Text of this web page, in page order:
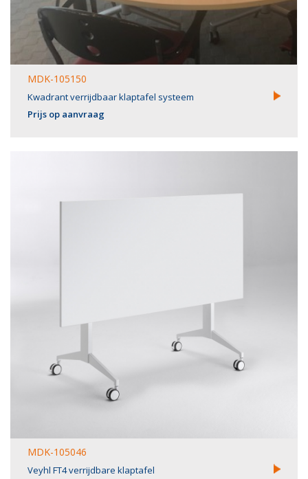
MDK-105150
Kwadrant verrijdbaar klaptafel systeem
Prijs op aanvraag
MDK-105046
Veyhl FT4 verrijdbare klaptafel